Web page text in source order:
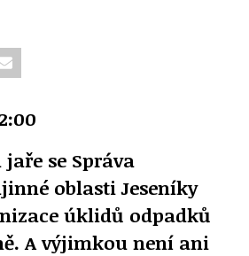
se Správa
oblasti Jeseníky
úklidů odpadků
A výjimkou není ani